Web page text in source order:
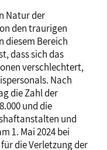
Natur der
den traurigen
diesem Bereich
dass sich das
verschlechtert,
Nach
die Zahl der
und die
und
1. Mai 2024 bei
die Verletzung der